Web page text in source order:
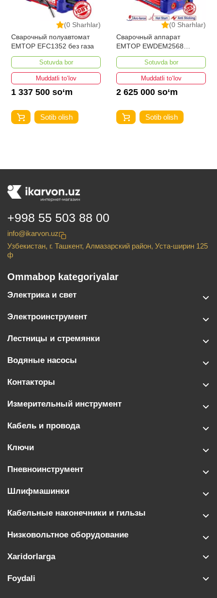
(0 Sharhlar)
Сварочный полуавтомат
EMTOP EFC1352 без газа
Sotuvda bor
Muddatli to‘lov
1 337 500 so‘m
Sotib olish
(0 Sharhlar)
Сварочный аппарат
EMTOP EWDEM2568
MMA/TIG Lift
Sotuvda bor
Muddatli to‘lov
2 625 000 so‘m
Sotib olish
+998 55 503 88 00
info@ikarvon.uz
Узбекистан, г. Ташкент, Алмазарский район, Уста-ширин 125
ф
Ommabop kategoriyalar
Электрика и свет
Электроинструмент
Лестницы и стремянки
Водяные насосы
Контакторы
Измерительный инструмент
Кабель и провода
Ключи
Пневноинструмент
Шлифмашинки
Кабельные наконечники и гильзы
Низковольтное оборудование
Xaridorlarga
Foydali